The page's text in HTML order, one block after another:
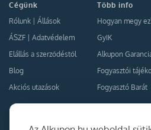
Cégünk
Rólunk
Állások
ÁSZF
Adatvédelem
Elállás a szerződéstől
Blog
Akciós utazások
Több info
Hogyan megy
GyIK
Alkupon
Fogyasztói
Fogyasztó Barát